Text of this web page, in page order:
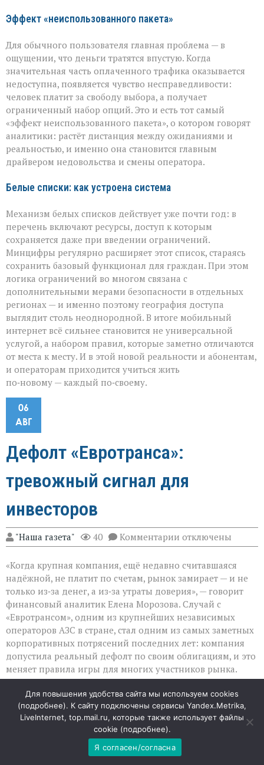
Эффект «неиспользованного пакета»
Для обычного пользователя главная проблема — в
ощущении, что деньги тратятся впустую. Когда
значительная часть оплаченного трафика оказывается
недоступна, появляется чувство несправедливости:
человек платит за свободу выбора, а получает
ограниченный набор опций. Это и есть тот самый
«эффект неиспользованного пакета», о котором говорят
аналитики: растёт дистанция между ожиданиями и
реальностью, и именно она становится главным
драйвером недовольства и смены оператора.
Белые списки: как устроена система
Механизм белых списков действует уже почти год: в
перечень включают ресурсы, доступ к которым
сохраняется даже при введении ограничений.
Минцифры регулярно расширяет этот список, стараясь
сохранить базовый функционал для граждан. При этом
логика ограничений во многом связана с
дополнительными мерами безопасности в отдельных
регионах — и именно поэтому география доступа
выглядит столь неоднородной. В итоге мобильный
интернет всё сильнее становится не универсальной
услугой, а набором правил, которые заметно отличаются
от места к месту. И в этой новой реальности и абонентам,
и операторам приходится учиться жить
по‑новому — каждый по‑своему.
06
АВГ
Дефолт «Евротранса»:
тревожный сигнал для
инвесторов
"Наша газета" 40 Комментарии к
записи
«Евротранса»:
тревожный
сигнал
для
инвесторов
отключены
«Когда крупная компания, ещё недавно считавшаяся
надёжной, не платит по счетам, рынок замирает — и не
только из‑за денег, а из‑за утраты доверия», — говорит
финансовый аналитик Елена Морозова. Случай с
«Евротрансом», одним из крупнейших независимых
операторов АЗС в стране, стал одним из самых заметных
корпоративных потрясений последних лет: компания
допустила реальный дефолт по своим облигациям, и это
меняет правила игры для многих участников рынка.
Когда «надёжность» перестаёт работать
Ещё недавно «Евротранс» выглядел крепким игроком:
выручка исчислялась сотнями миллиардов рублей, а
кредитные рейтинги держались на высоком уровне. Но
за фасадом роста скрывались серьёзные проблемы:
Для повышения удобства сайта мы используем cookies
(подробнее). К сайту подключены сервисы Yandex.Metrika,
LiveInternet, top.mail.ru, которые также использует файлы
cookie (подробнее).
Я согласен/согласна